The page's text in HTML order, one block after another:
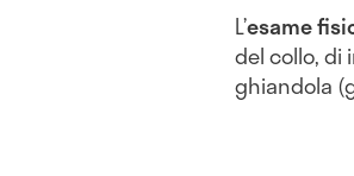
L’esame
del collo, di
ghiandola